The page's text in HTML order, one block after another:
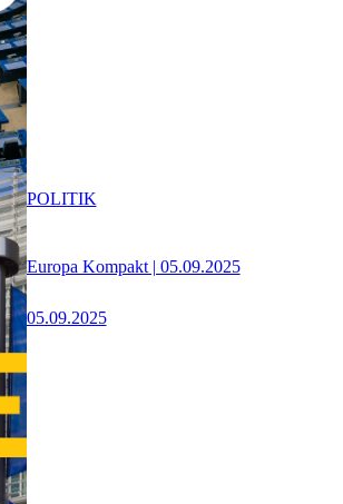
Europa Kompakt | 05.09.2025
05.09.2025
POLITIK